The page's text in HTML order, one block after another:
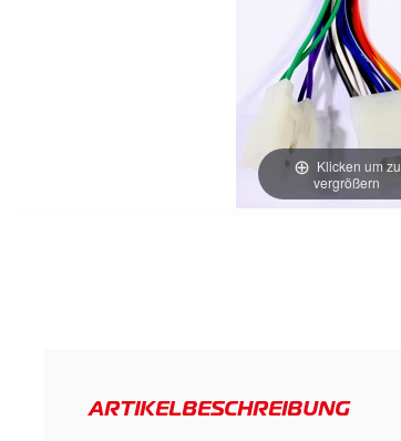
Klicken um zu
vergrößern
ARTIKELBESCHREIBUNG